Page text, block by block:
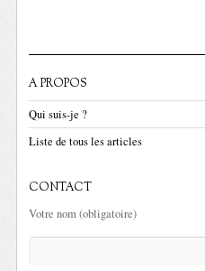
A PROPOS
Qui suis-je ?
Liste de tous les articles
CONTACT
Votre nom (obligatoire)